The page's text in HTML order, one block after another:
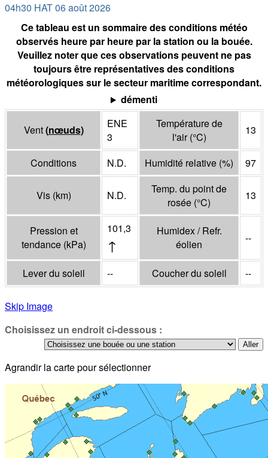
04h30 HAT 06 août 2026
Ce tableau est un sommaire des conditions météo
observés heure par heure par la station ou la bouée.
Veuillez noter que ces observations peuvent ne pas
toujours être représentatives des conditions
météorologiques sur le secteur maritime correspondant.
démenti
Vent(nœuds)
ENE
3
Température de
l'air(°C)
13
Conditions N.D. Humidité relative (%) 97
Vis (km) N.D.
Temp. du point de
rosée (°C)
13
Pression et
tendance (kPa)
101,3
↑
Humidex / Refr.
éolien
--
Lever du soleil -- Coucher du soleil --
Skip Image
Choisissez un endroit ci-dessous :
Agrandir la carte pour sélectionner